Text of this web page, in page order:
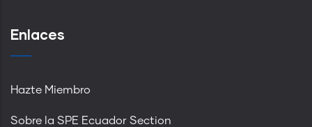
Enlaces
Hazte Miembro
Sobre la SPE Ecuador Section